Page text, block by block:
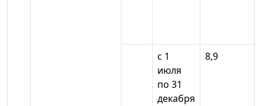
с 1
июля
по 31
декабря
8,9